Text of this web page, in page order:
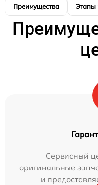
Преимущества Этапы
Сервисный
оригинальные
и